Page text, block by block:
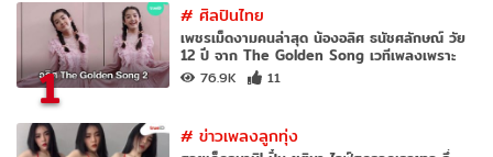
1
#ศิลปินไทย
เพชรเม็ดงามคนล่าสุด น้องอลิศ ธนัชศลักษณ์ วัย
12 ปี จาก The Golden Song เวทีเพลงเพราะ
76.9K 11
#ข่าวเพลงลูกทุ่ง